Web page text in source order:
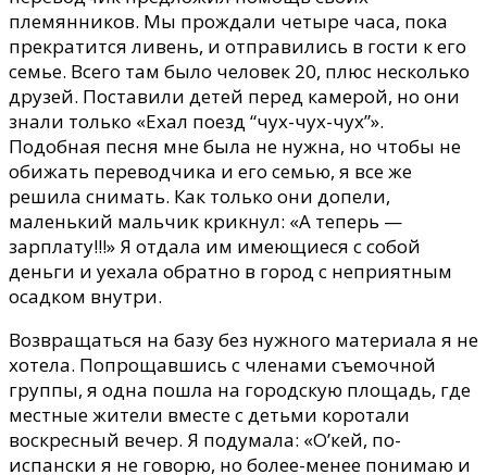
племянников. Мы прождали четыре часа, пока
прекратится ливень, и отправились в гости к его
семье. Всего там было человек 20, плюс несколько
друзей. Поставили детей перед камерой, но они
знали только «Ехал поезд “чух-чух-чух”».
Подобная песня мне была не нужна, но чтобы не
обижать переводчика и его семью, я все же
решила снимать. Как только они допели,
маленький мальчик крикнул: «А теперь —
зарплату!!!» Я отдала им имеющиеся с собой
деньги и уехала обратно в город с неприятным
осадком внутри.
Возвращаться на базу без нужного материала я не
хотела. Попрощавшись с членами съемочной
группы, я одна пошла на городскую площадь, где
местные жители вместе с детьми коротали
воскресный вечер. Я подумала: «О’кей, по-
испански я не говорю, но более-менее понимаю и